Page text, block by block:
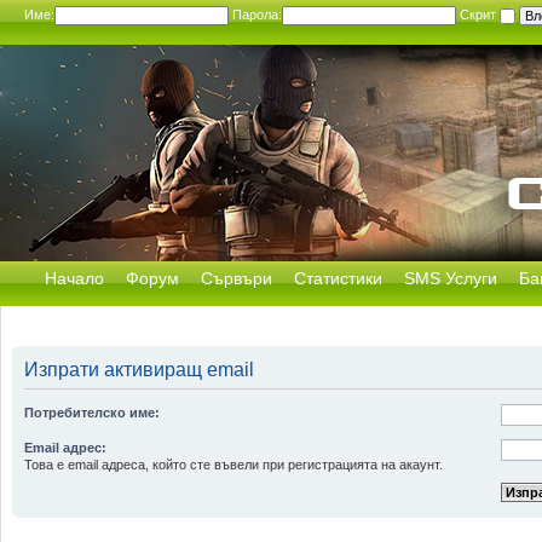
Име: Парола: Скрит
Начало Форум Сървъри Статистики SMS Услуги
Изпрати активиращ email
Потребителско име:
Email адрес:
Това е email адреса, който сте въвели при регистрацията на акаунт.